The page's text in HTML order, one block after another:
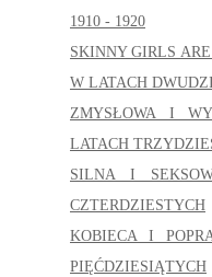
1910 - 1920
SKINNY GIRLS
W LATACH
ZMYSŁOWA I
LATACH
SILNA I
CZTERDZIESTYCH
KOBIECA I
PIĘĆDZIESIĄTYCH